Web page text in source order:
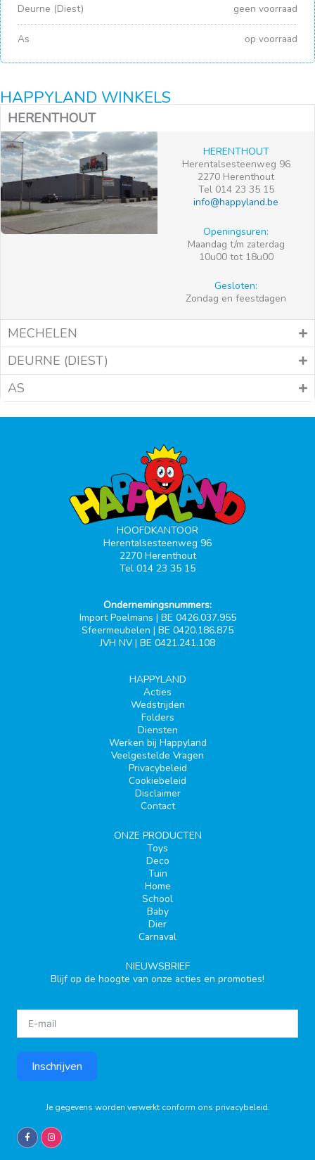
Deurne (Diest) geen voorraad
As op voorraad
HAPPYLAND WINKELS
HERENTHOUT
HERENTHOUT
Herentalsesteenweg 96
2270 Herenthout
Tel 014 23 35 15
info@happyland.be
Openingsuren:
Maandag t/m zaterdag
10u00 tot 18u00
Gesloten:
Zondag en feestdagen
MECHELEN
DEURNE (DIEST)
AS
HOOFDKANTOOR
Herentalsesteenweg 96
2270 Herenthout
Tel 014 23 35 15
Ondernemingsnummers:
Import Poelmans | BE 0426.037.955
Sfeermeubelen | BE 0420.186.875
JVH NV | BE 0421.241.108
HAPPYLAND
Acties
Wedstrijden
Folders
Diensten
Werken bij Happyland
Veelgestelde Vragen
Privacybeleid
Cookiebeleid
Disclaimer
Contact
ONZE PRODUCTEN
Toys
Deco
Tuin
Home
School
Baby
Dier
Carnaval
NIEUWSBRIEF
Blijf op de hoogte van onze acties en promoties!
Inschrijven
Je gegevens worden verwerkt conform ons privacybeleid.